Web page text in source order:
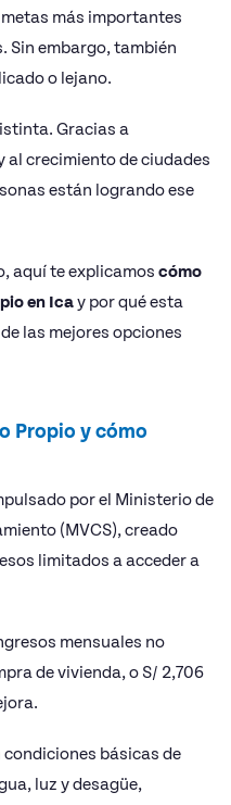
metas más importantes
Sin embargo, también
o lejano.
Gracias a
al crecimiento de ciudades
están logrando ese
aquí te explicamos cómo
en Icay por qué esta
las mejores opciones
Propio y cómo
por el Ministerio de
(MVCS), creado
limitados a acceder a
mensuales no
de vivienda, o S/ 2,706
condiciones básicas de
luz y desagüe,